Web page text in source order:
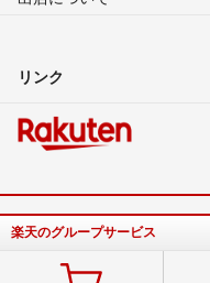
リンク
楽天のグループサービス